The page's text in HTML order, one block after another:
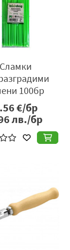
Сламки
100бр
€/бр
лв./бр